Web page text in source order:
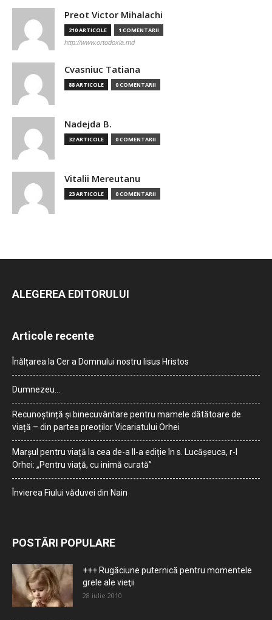
Preot Victor Mihalachi
210 ARTICOLE 1 COMENTARII
http://www.ortodoxia.md
Cvasniuc Tatiana
88 ARTICOLE 0 COMENTARII
Nadejda B.
32 ARTICOLE 0 COMENTARII
Vitalii Mereutanu
23 ARTICOLE 0 COMENTARII
ALEGEREA EDITORULUI
Articole recente
Înălțarea la Cer a Domnului nostru Iisus Hristos
Dumnezeu…
Recunoștință și binecuvântare pentru mamele dătătoare de
viață – din partea preoților Vicariatului Orhei
Marșul pentru viață la cea de-a II-a ediție în s. Lucășeuca, r-l
Orhei: „Pentru viață, cu inimă curată”
Învierea Fiului văduvei din Nain
POSTĂRI POPULARE
+++ Rugăciune puternică pentru momentele
grele ale vieţii
28 iulie 2010